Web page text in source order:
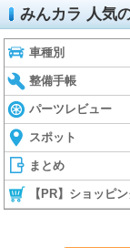
みんカラ 人気
車種別
整備手帳
パーツレビュー
スポット
まとめ
【PR】ショッピ